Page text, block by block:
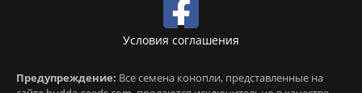
Условия соглашения
Предупреждение: Все семена конопли, представленные на